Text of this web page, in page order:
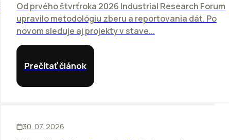
Od prvého štvrťroka 2026 Industrial Research Forum
upravilo metodológiu zberu a reportovania dát. Po
novom sleduje aj projekty v stave...
Prečítať článok
30. 07. 2026